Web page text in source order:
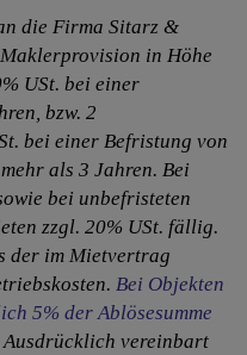
die Firma Sitarz &
in Höhe
USt. bei einer
bzw. 2
bei einer Befristung von
als 3 Jahren. Bei
bei unbefristeten
zzgl. 20% USt. fällig.
der im Mietvertrag
Bei Objekten
5% der Ablösesumme
Ausdrücklich vereinbart